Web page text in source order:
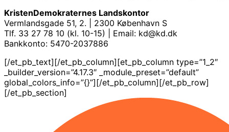
KristenDemokraternes Landskontor
Vermlandsgade 51, 2. | 2300 København S
Tlf. 33 27 78 10 (kl. 10-15) | Email: kd@kd.dk
Bankkonto: 5470-2037886
[/et_pb_text][/et_pb_column][et_pb_column type=”1_2″
_builder_version=”4.17.3″ _module_preset=”default”
global_colors_info=”{}”][/et_pb_column][/et_pb_row]
[/et_pb_section]